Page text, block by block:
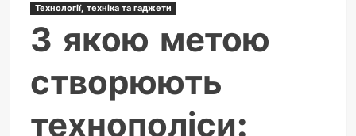
Технології, техніка та гаджети
З якою метою
створюють
технополіси: